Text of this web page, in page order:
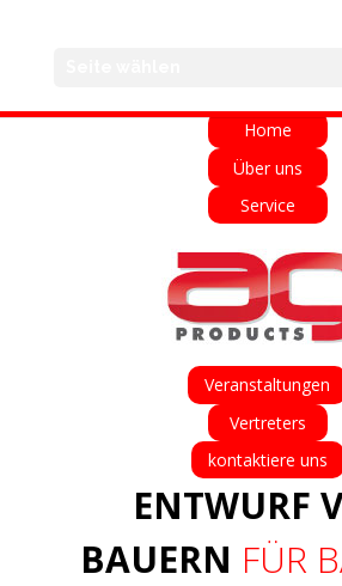
Home
Über uns
Service
Veranstaltungen
Vertreters
kontaktiere uns
ENTWURF
BAUERN FÜR